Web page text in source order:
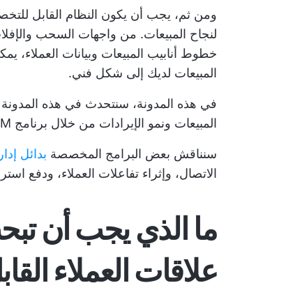
ومن ثم، يجب أن يكون النظام القابل
لنجاح المبيعات. من واجهات السحب
المبيعات لديك إلى شكل فني.
في هذه المدونة، سنتحدث في هذه
المبيعات ونمو الإيرادات من خلال برنامج CRM قابل للتخصيص بدرجة كبيرة.
سنناقش بعض البرامج المخصصة بدائل
الاتصال، وإثراء تفاعلات العملاء، ودفع
ما الذي يجب أن
علاقات العملاء